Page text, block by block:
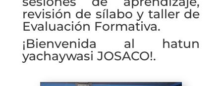
revisión de sílabo y taller de
Evaluación Formativa.
¡Bienvenida al hatun
yachaywasi JOSACO!.